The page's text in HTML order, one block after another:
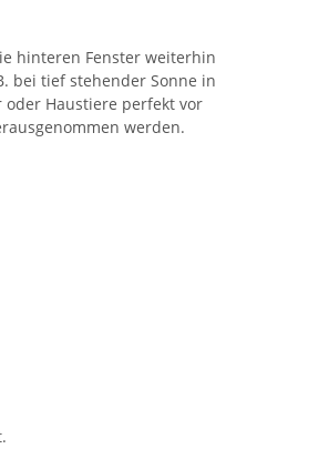
hinteren Fenster weiterhin
bei tief stehender Sonne in
oder Haustiere perfekt vor
werden.